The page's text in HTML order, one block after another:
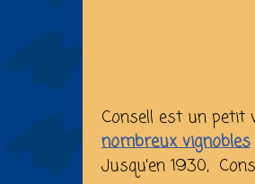
Consell est un petit
nombreux vignobles
Jusqu'en 1930,